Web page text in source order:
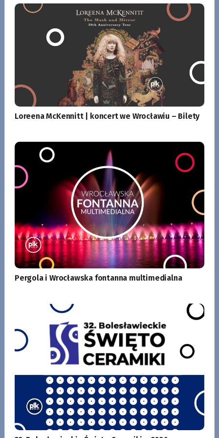
Loreena McKennitt | koncert we Wrocławiu – Bilety
Pergola i Wrocławska fontanna multimedialna